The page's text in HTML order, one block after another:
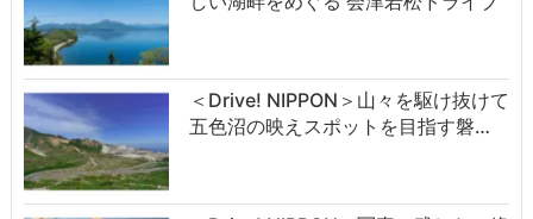
＜Drive! NIPPON＞山々を駆け抜けて
五色沼の映えスポットを目指す磐…